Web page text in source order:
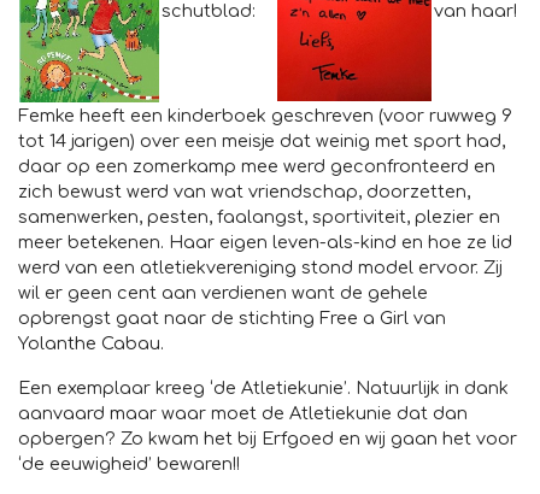
schutblad:
van haar!
Femke heeft een kinderboek geschreven (voor ruwweg 9
tot 14 jarigen) over een meisje dat weinig met sport had,
daar op een zomerkamp mee werd geconfronteerd en
zich bewust werd van wat vriendschap, doorzetten,
samenwerken, pesten, faalangst, sportiviteit, plezier en
meer betekenen. Haar eigen leven-als-kind en hoe ze lid
werd van een atletiekvereniging stond model ervoor. Zij
wil er geen cent aan verdienen want de gehele
opbrengst gaat naar de stichting Free a Girl van
Yolanthe Cabau.
Een exemplaar kreeg ‘de Atletiekunie’. Natuurlijk in dank
aanvaard maar waar moet de Atletiekunie dat dan
opbergen? Zo kwam het bij Erfgoed en wij gaan het voor
‘de eeuwigheid’ bewaren!!